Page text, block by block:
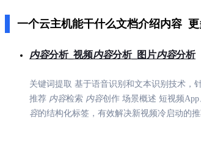
业
服
云
场
合
作
一个云主机能干什么文档介绍内容
内容分析_视频内容分析_图片内容分析
关键词提取 基于语音识别和文本识别技术，
推荐 内容检索 内容创作 场景概述 短视频
容的结构化标签，有效解决新视频冷启动的